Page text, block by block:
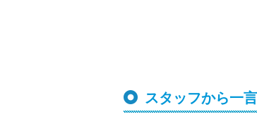
スタッフから一言